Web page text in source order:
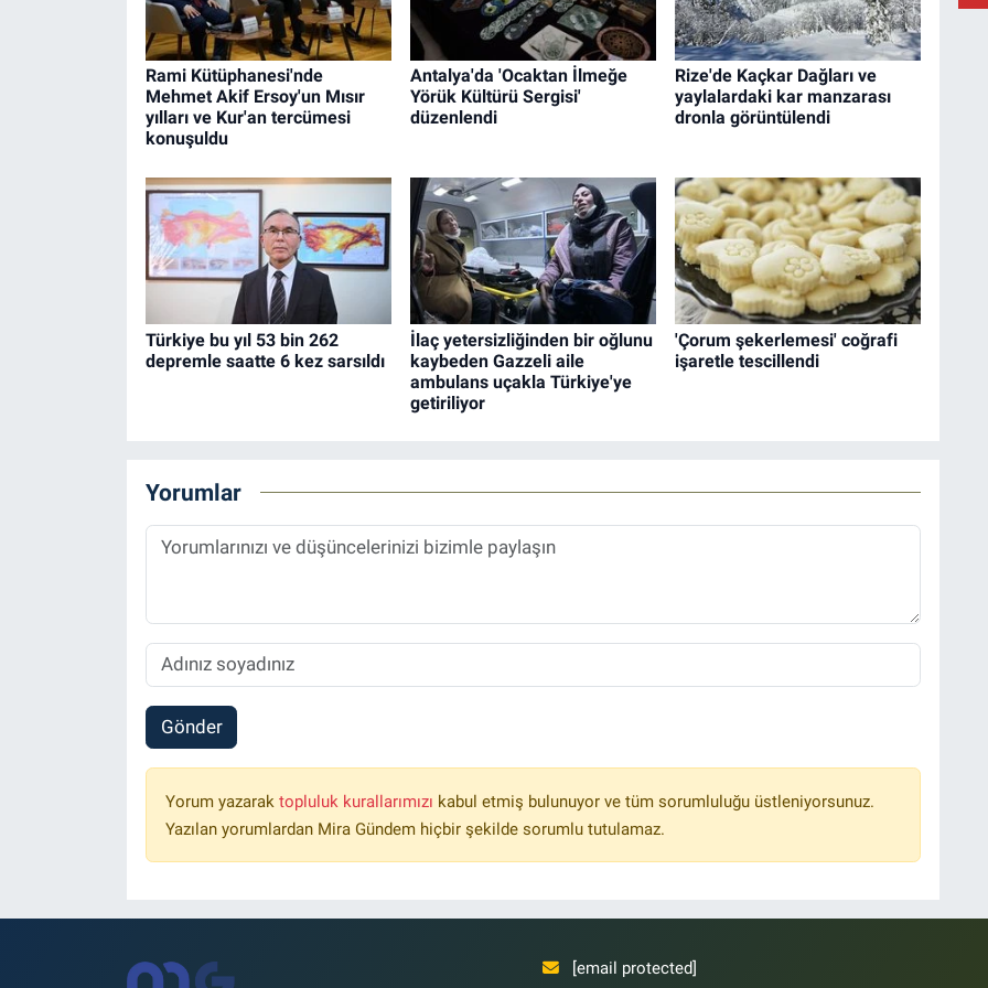
Rami Kütüphanesi'nde
Mehmet Akif Ersoy'un Mısır
yılları ve Kur'an tercümesi
konuşuldu
Antalya'da 'Ocaktan İlmeğe
Yörük Kültürü Sergisi'
düzenlendi
Rize'de Kaçkar Dağları ve
yaylalardaki kar manzarası
dronla görüntülendi
Türkiye bu yıl 53 bin 262
depremle saatte 6 kez sarsıldı
İlaç yetersizliğinden bir oğlunu
kaybeden Gazzeli aile
ambulans uçakla Türkiye'ye
getiriliyor
'Çorum şekerlemesi' coğrafi
işaretle tescillendi
Yorumlar
Gönder
Yorum yazarak topluluk kurallarımızı kabul etmiş bulunuyor ve tüm sorumluluğu üstleniyorsunuz.
Yazılan yorumlardan Mira Gündem hiçbir şekilde sorumlu tutulamaz.
[email protected]